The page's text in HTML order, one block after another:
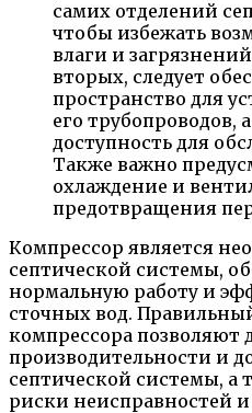
самих отделений
чтобы избежать
влаги и
вторых, следует
пространство для
его трубопроводов,
доступность для
Также важно
охлаждение и
предотвращения
Компрессор является
септической системы,
нормальную работу и
сточных вод.
компрессора позволяют
производительности и
септической системы,
риски неисправностей